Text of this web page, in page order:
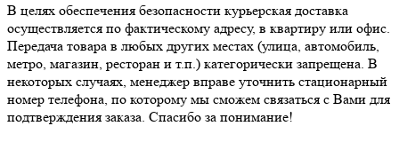
В целях обеспечения безопасности курьерская доставка
осуществляется по фактическому адресу, в квартиру или офис.
Передача товара в любых других местах (улица, автомобиль,
метро, магазин, ресторан и т.п.) категорически запрещена. В
некоторых случаях, менеджер вправе уточнить стационарный
номер телефона, по которому мы сможем связаться с Вами для
подтверждения заказа. Спасибо за понимание!